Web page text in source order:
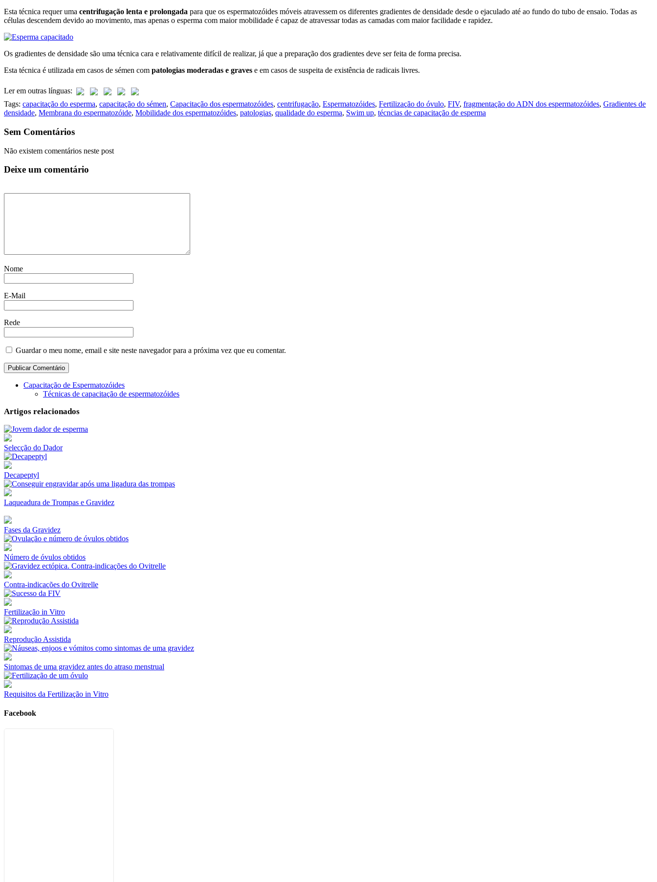
Esta técnica requer uma centrifugação lenta e prolongada para que os espermatozóides móveis atravessem os diferentes gradientes de densidade desde o ejaculado até ao fundo do tubo de ensaio. Todas as
células descendem devido ao movimento, mas apenas o esperma com maior mobilidade é capaz de atravessar todas as camadas com maior facilidade e rapidez.
Os gradientes de densidade são uma técnica cara e relativamente difícil de realizar, já que a preparação dos gradientes deve ser feita de forma precisa.
Esta técnica é utilizada em casos de sémen com patologias moderadas e graves e em casos de suspeita de existência de radicais livres.
Ler em outras línguas:
Tags: capacitação do esperma, capacitação do sémen, Capacitação dos espermatozóides, centrifugação, Espermatozóides, Fertilização do óvulo, FIV, fragmentação do ADN dos espermatozóides, Gradientes de
densidade, Membrana do espermatozóide, Mobilidade dos espermatozóides, patologias, qualidade do esperma, Swim up, técncias de capacitação de esperma
Sem Comentários
Não existem comentários neste post
Deixe um comentário
Nome
E-Mail
Rede
Guardar o meu nome, email e site neste navegador para a próxima vez que eu comentar.
Capacitação de Espermatozóides
Técnicas de capacitação de espermatozóides
Artigos relacionados
Selecção do Dador
Decapeptyl
Laqueadura de Trompas e Gravidez
Fases da Gravidez
Número de óvulos obtidos
Contra-indicações do Ovitrelle
Fertilização in Vitro
Reprodução Assistida
Sintomas de uma gravidez antes do atraso menstrual
Requisitos da Fertilização in Vitro
Facebook